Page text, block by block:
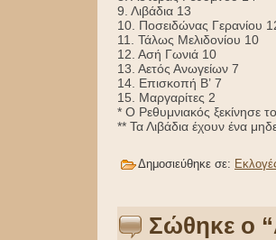
9. Λιβάδια 13
10. Ποσειδώνας Γερανίου
11. Τάλως Μελιδονίου 10
12. Ασή Γωνιά 10
13. Αετός Ανωγείων 7
14. Επισκοπή Β’ 7
15. Μαργαρίτες 2
* Ο Ρεθυμνιακός ξεκίνησε
** Τα Λιβάδια έχουν ένα
Δημοσιεύθηκε σε:
Σώθηκε ο